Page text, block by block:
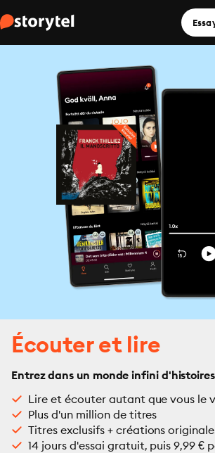
Écouter et lire
Entrez dans un monde infini d'histoires
Lire et écouter autant que vous le
Plus d'un million de titres
Titres exclusifs + créations
14 jours d'essai gratuit, puis 9,99 €